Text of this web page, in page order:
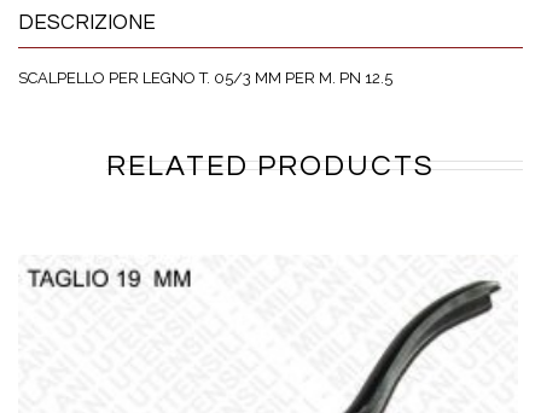
DESCRIZIONE
SCALPELLO PER LEGNO T. 05/3 MM PER M. PN 12.5
RELATED PRODUCTS